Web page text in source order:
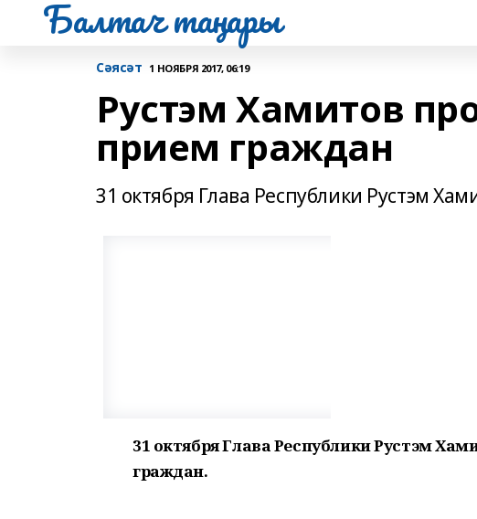
Балтач таңнары
Сәясәт 1 НОЯБРЯ 2017, 06:19
Рустэм Хамитов
прием граждан
31 октября Глава Республики Рустэм
31 октября Глава Республики Рустэм
граждан.